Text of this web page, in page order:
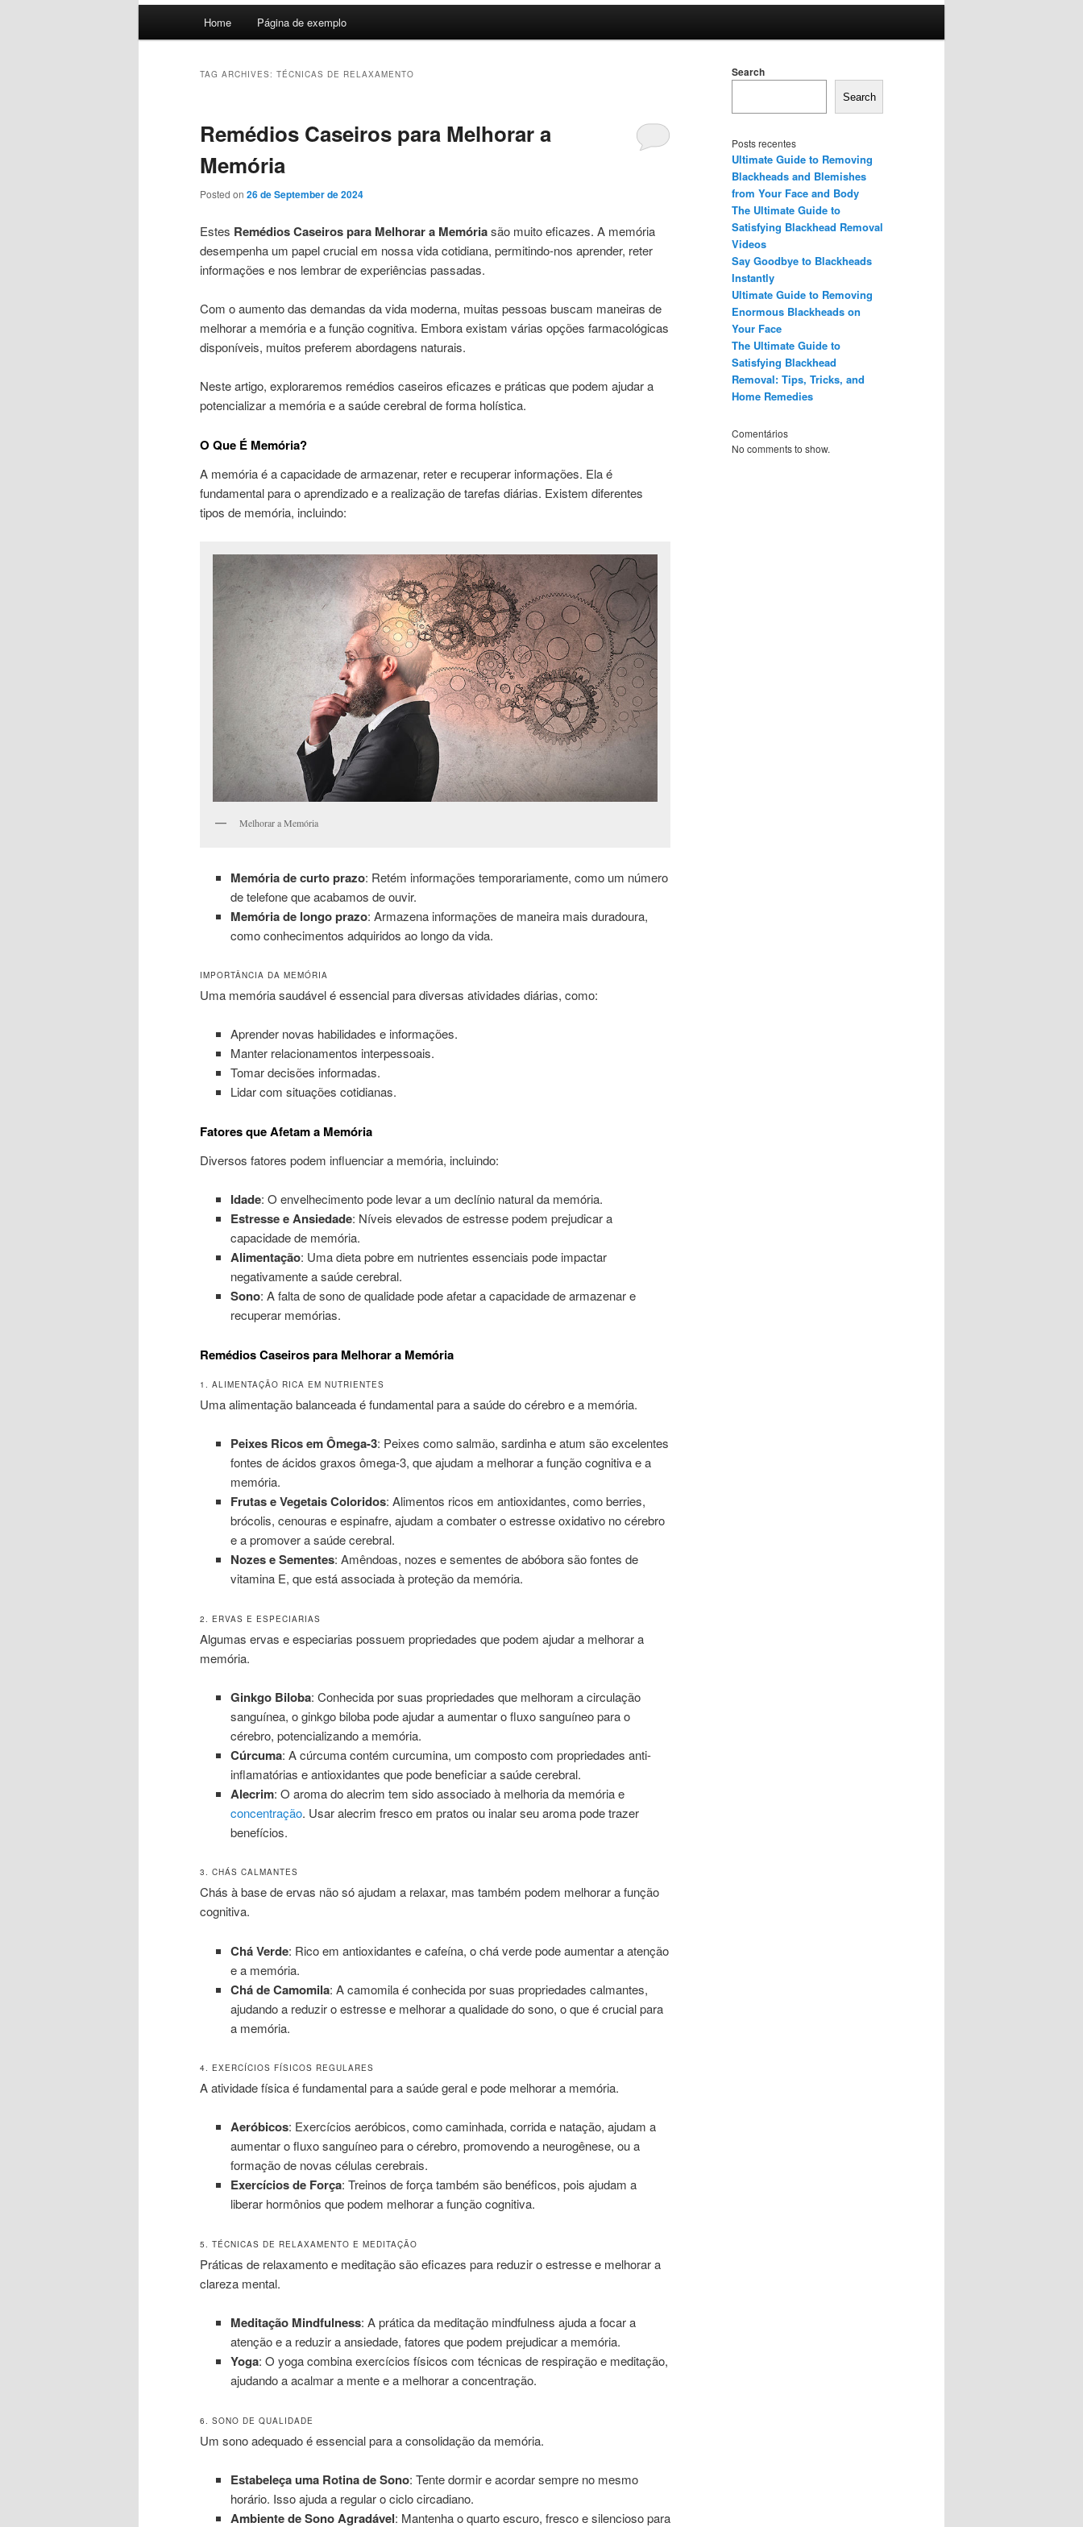
Home Página de exemplo
TAG ARCHIVES: TÉCNICAS DE RELAXAMENTO
Remédios Caseiros para Melhorar a
Memória
Posted on 26 de September de 2024
Estes Remédios Caseiros para Melhorar a Memóriasão muito eficazes. A memória
desempenha um papel crucial em nossa vida cotidiana, permitindo-nos aprender, reter
informações e nos lembrar de experiências passadas.
Com o aumento das demandas da vida moderna, muitas pessoas buscam maneiras de
melhorar a memória e a função cognitiva. Embora existam várias opções farmacológicas
disponíveis, muitos preferem abordagens naturais.
Neste artigo, exploraremos remédios caseiros eficazes e práticas que podem ajudar a
potencializar a memória e a saúde cerebral de forma holística.
O Que É Memória?
A memória é a capacidade de armazenar, reter e recuperar informações. Ela é
fundamental para o aprendizado e a realização de tarefas diárias. Existem diferentes
tipos de memória, incluindo:
Melhorar a Memória
Memória de curto prazo: Retém informações temporariamente, como um número
de telefone que acabamos de ouvir.
Memória de longo prazo: Armazena informações de maneira mais duradoura,
como conhecimentos adquiridos ao longo da vida.
IMPORTÂNCIA DA MEMÓRIA
Uma memória saudável é essencial para diversas atividades diárias, como:
Aprender novas habilidades e informações.
Manter relacionamentos interpessoais.
Tomar decisões informadas.
Lidar com situações cotidianas.
Fatores que Afetam a Memória
Diversos fatores podem influenciar a memória, incluindo:
Idade: O envelhecimento pode levar a um declínio natural da memória.
Estresse e Ansiedade: Níveis elevados de estresse podem prejudicar a
capacidade de memória.
Alimentação: Uma dieta pobre em nutrientes essenciais pode impactar
negativamente a saúde cerebral.
Sono: A falta de sono de qualidade pode afetar a capacidade de armazenar e
recuperar memórias.
Remédios Caseiros para Melhorar a Memória
1. ALIMENTAÇÃO RICA EM NUTRIENTES
Uma alimentação balanceada é fundamental para a saúde do cérebro e a memória.
Peixes Ricos em Ômega-3: Peixes como salmão, sardinha e atum são excelentes
fontes de ácidos graxos ômega-3, que ajudam a melhorar a função cognitiva e a
memória.
Frutas e Vegetais Coloridos: Alimentos ricos em antioxidantes, como berries,
brócolis, cenouras e espinafre, ajudam a combater o estresse oxidativo no cérebro
e a promover a saúde cerebral.
Nozes e Sementes: Amêndoas, nozes e sementes de abóbora são fontes de
vitamina E, que está associada à proteção da memória.
2. ERVAS E ESPECIARIAS
Algumas ervas e especiarias possuem propriedades que podem ajudar a melhorar a
memória.
Ginkgo Biloba: Conhecida por suas propriedades que melhoram a circulação
sanguínea, o ginkgo biloba pode ajudar a aumentar o fluxo sanguíneo para o
cérebro, potencializando a memória.
Cúrcuma: A cúrcuma contém curcumina, um composto com propriedades anti-
inflamatórias e antioxidantes que pode beneficiar a saúde cerebral.
Alecrim: O aroma do alecrim tem sido associado à melhoria da memória e
concentração. Usar alecrim fresco em pratos ou inalar seu aroma pode trazer
benefícios.
3. CHÁS CALMANTES
Chás à base de ervas não só ajudam a relaxar, mas também podem melhorar a função
cognitiva.
Chá Verde: Rico em antioxidantes e cafeína, o chá verde pode aumentar a atenção
e a memória.
Chá de Camomila: A camomila é conhecida por suas propriedades calmantes,
ajudando a reduzir o estresse e melhorar a qualidade do sono, o que é crucial para
a memória.
4. EXERCÍCIOS FÍSICOS REGULARES
A atividade física é fundamental para a saúde geral e pode melhorar a memória.
Aeróbicos: Exercícios aeróbicos, como caminhada, corrida e natação, ajudam a
aumentar o fluxo sanguíneo para o cérebro, promovendo a neurogênese, ou a
formação de novas células cerebrais.
Exercícios de Força: Treinos de força também são benéficos, pois ajudam a
liberar hormônios que podem melhorar a função cognitiva.
5. TÉCNICAS DE RELAXAMENTO E MEDITAÇÃO
Práticas de relaxamento e meditação são eficazes para reduzir o estresse e melhorar a
clareza mental.
Meditação Mindfulness: A prática da meditação mindfulness ajuda a focar a
atenção e a reduzir a ansiedade, fatores que podem prejudicar a memória.
Yoga: O yoga combina exercícios físicos com técnicas de respiração e meditação,
ajudando a acalmar a mente e a melhorar a concentração.
6. SONO DE QUALIDADE
Um sono adequado é essencial para a consolidação da memória.
Estabeleça uma Rotina de Sono: Tente dormir e acordar sempre no mesmo
horário. Isso ajuda a regular o ciclo circadiano.
Ambiente de Sono Agradável: Mantenha o quarto escuro, fresco e silencioso para
Search
Search
Posts recentes
Ultimate Guide to Removing
Blackheads and Blemishes
from Your Face and Body
The Ultimate Guide to
Satisfying Blackhead Removal
Videos
Say Goodbye to Blackheads
Instantly
Ultimate Guide to Removing
Enormous Blackheads on
Your Face
The Ultimate Guide to
Satisfying Blackhead
Removal: Tips, Tricks, and
Home Remedies
Comentários
No comments to show.